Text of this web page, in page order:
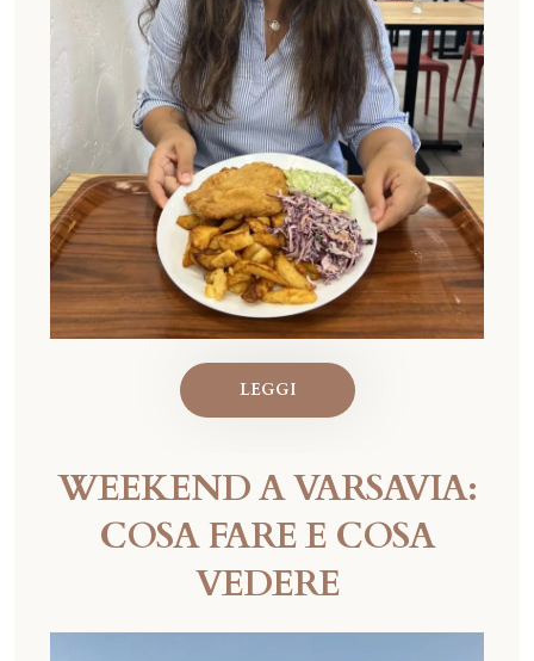
LEGGI
WEEKEND A VARSAVIA:
COSA FARE E COSA
VEDERE